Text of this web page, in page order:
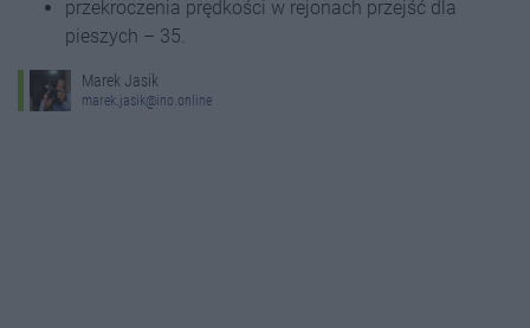
przekroczenia prędkości w rejonach przejść dla
pieszych – 35.
Marek Jasik
marek.jasik@ino.online